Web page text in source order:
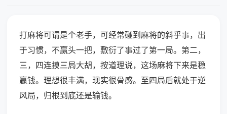
打麻将可谓是个老手，可经常碰到麻将的斜乎事，出
于习惯，不赢头一把，敷衍了事过了第一局。第二，
三，四连摸三局大胡，按道理说，这场麻将下来是稳
赢钱。理想很丰满，现实很骨感。至四局后就处于逆
风局，归根到底还是输钱。